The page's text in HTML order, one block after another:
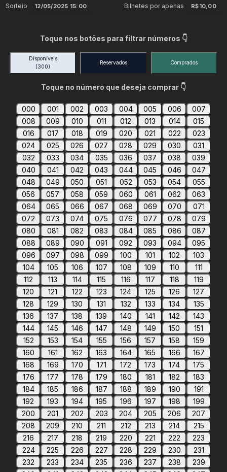
Sorteio 12/05/2025 15:00 Bilhetes por apenas R$10,00
Toque nos botões para filtrar números 👇
Disponíveis
(300)
Reservados Comprados
Toque no número que deseja comprar 👇
000 001 002 003 004 005 006
007
008
009 010 011 012 013 014
015
016
017 018 019 020 021 022
023
024
025 026 027 028 029 030
031
032
033 034 035 036 037 038
039
040
041 042 043 044 045 046
047
048
049 050 051 052 053 054
055
056
057 058 059 060 061 062
063
064
065 066 067 068 069 070
071
072
073 074 075 076 077 078
079
080
081 082 083 084 085 086
087
088
089 090 091 092 093 094
095
096
097 098 099 100 101 102
103
104
105 106 107 108 109 110
111
112
113 114 115 116 117 118
119
120
121 122 123 124 125 126
127
128
129 130 131 132 133 134
135
136
137 138 139 140 141 142
143
144
145 146 147 148 149 150
151
152
153 154 155 156 157 158
159
160
161 162 163 164 165 166
167
168
169 170 171 172 173 174
175
176
177 178 179 180 181 182
183
184
185 186 187 188 189 190
191
192
193 194 195 196 197 198
199
200
201 202 203 204 205 206
207
208
209 210 211 212 213 214
215
216
217 218 219 220 221 222
223
224
225 226 227 228 229 230
231
232
233 234 235 236 237 238
239